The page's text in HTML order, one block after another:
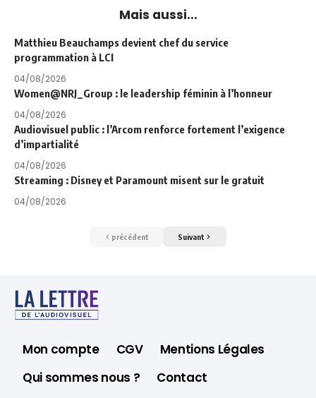
Mais aussi...
Matthieu Beauchamps devient chef du service
programmation à LCI
04/08/2026
Women@NRJ_Group : le leadership féminin à l’honneur
04/08/2026
Audiovisuel public : l’Arcom renforce fortement l’exigence
d’impartialité
04/08/2026
Streaming : Disney et Paramount misent sur le gratuit
04/08/2026
précédent Suivant
Mon compte CGV
Mentions Légales
Qui sommes nous ?
Contact